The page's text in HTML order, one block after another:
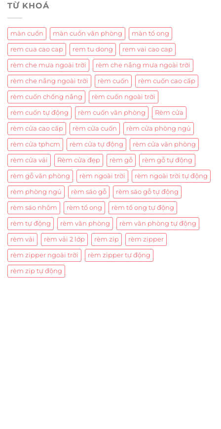
TỪ KHOÁ
màn cuốn màn cuốn văn phòng màn tổ ong
rem cua cao cap rem tu dong rem vai cao cap
rèm che mưa ngoài trời rèm che nắng mưa ngoài trời
rèm che nắng ngoài trời rèm cuốn rèm cuốn cao cấp
rèm cuốn chống nắng rèm cuốn ngoài trời
rèm cuốn tự động rèm cuốn văn phòng Rèm cửa
rèm cửa cao cấp rèm cửa cuốn rèm cửa phòng ngủ
rèm cửa tphcm rèm cửa tự động rèm cửa văn phòng
rèm cửa vải Rèm cửa đẹp rèm gỗ rèm gỗ tự động
rèm gỗ văn phòng rèm ngoài trời rèm ngoài trời tự động
rèm phòng ngủ rèm sáo gỗ rèm sáo gỗ tự động
rèm sáo nhôm rèm tổ ong rèm tổ ong tự động
rèm tự động rèm văn phòng rèm văn phòng tự động
rèm vải rèm vải 2 lớp rèm zip rèm zipper
rèm zipper ngoài trời rèm zipper tự động
rèm zip tự động